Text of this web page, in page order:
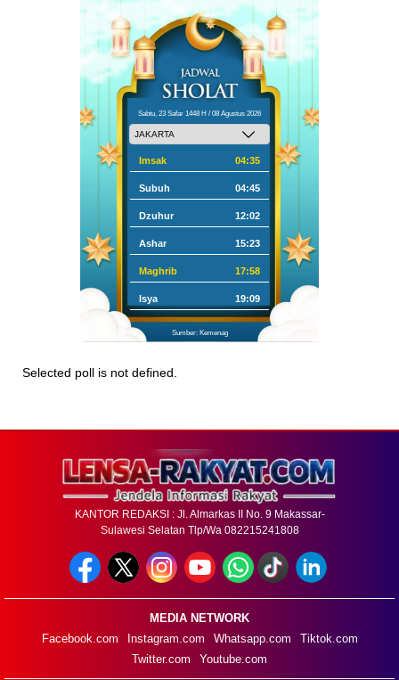
Sabtu, 23 Safar 1448 H / 08 Agustus 2026
Imsak 04:35
Subuh 04:45
Dzuhur 12:02
Ashar 15:23
Maghrib 17:58
Isya 19:09
Sumber: Kemenag
Selected poll is not defined.
KANTOR REDAKSI : Jl. Almarkas II No. 9 Makassar-
Sulawesi Selatan Tlp/Wa 082215241808
MEDIA NETWORK
Facebook.com
Instagram.com Whatsapp.com
Tiktok.com
Twitter.com
Youtube.com